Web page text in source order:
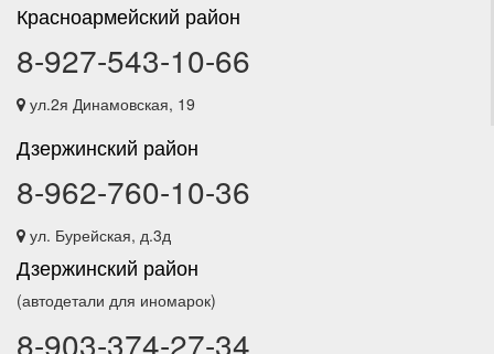
Красноармейский район
8-927-543-10-66
ул.2я Динамовская, 19
Дзержинский район
8-962-760-10-36
ул. Бурейская, д.3д
Дзержинский район
(автодетали для иномарок)
8-903-374-27-34